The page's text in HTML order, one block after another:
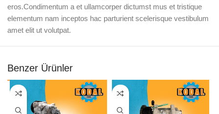
eros.Condimentum a et ullamcorper dictumst mus et tristique
elementum nam inceptos hac parturient scelerisque vestibulum
amet elit ut volutpat.
Benzer Ürünler